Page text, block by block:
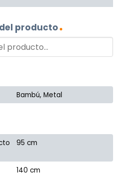
producto
Bambú, Metal
95 cm
140 cm